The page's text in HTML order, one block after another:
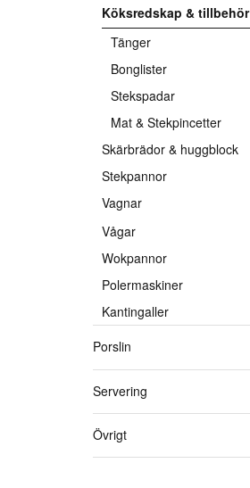
Köksredskap & tillbehör
Tänger
Bonglister
Stekspadar
Mat & Stekpincetter
Skärbrädor & huggblock
Stekpannor
Vagnar
Vågar
Wokpannor
Polermaskiner
Kantingaller
Porslin
Servering
Övrigt